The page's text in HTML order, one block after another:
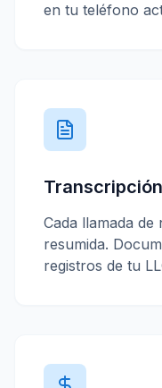
en tu teléfono
Cada llamada
resumida.
registros de tu